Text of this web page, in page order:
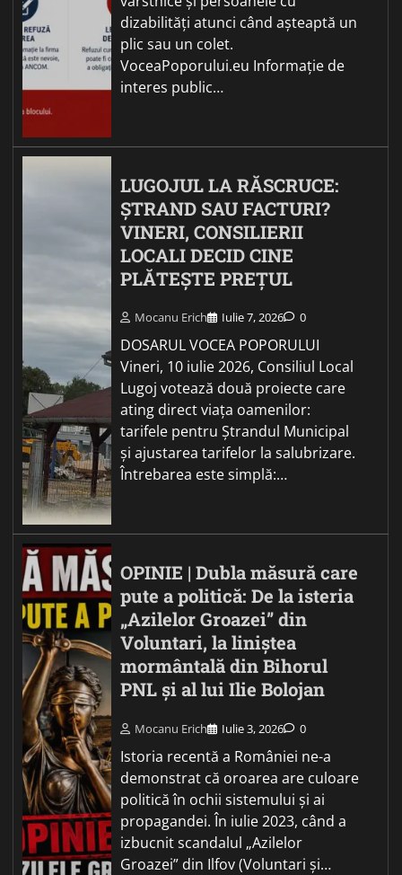
dizabilități atunci când așteaptă un
plic sau un colet.
VoceaPoporului.eu Informație de
interes public…
LUGOJUL LA RĂSCRUCE:
ȘTRAND SAU FACTURI?
VINERI, CONSILIERII
LOCALI DECID CINE
PLĂTEȘTE PREȚUL
Mocanu Erich Iulie 7, 2026 0
DOSARUL VOCEA POPORULUI
Vineri, 10 iulie 2026, Consiliul Local
Lugoj votează două proiecte care
ating direct viața oamenilor:
tarifele pentru Ștrandul Municipal
și ajustarea tarifelor la salubrizare.
Întrebarea este simplă:…
OPINIE | Dubla măsură care
pute a politică: De la isteria
„Azilelor Groazei” din
Voluntari, la liniștea
mormântală din Bihorul
PNL și al lui Ilie Bolojan
Mocanu Erich Iulie 3, 2026 0
Istoria recentă a României ne-a
demonstrat că oroarea are culoare
politică în ochii sistemului și ai
propagandei. În iulie 2023, când a
izbucnit scandalul „Azilelor
Groazei” din Ilfov (Voluntari și…